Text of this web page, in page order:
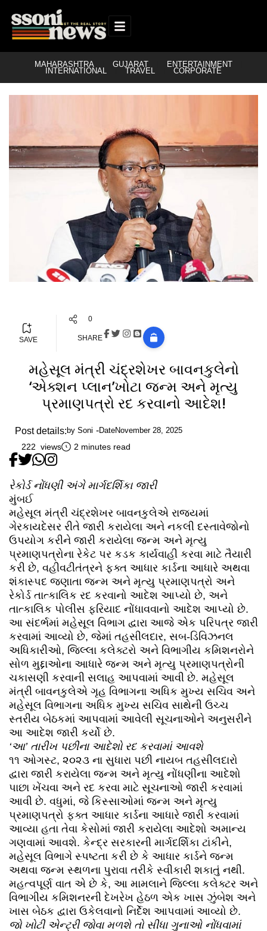
MAHARASHTRA GUJARAT ENTERTAINMENT
INTERNATIONAL TRAVEL CORPORATE
SAVE
0
SHARE
મહેસૂલ મંત્રી ચંદ્રશેખર બાવનકુલેનો
‘એક્શન પ્લાન’ખોટા જન્મ અને મૃત્યુ
પ્રમાણપત્રો રદ કરવાનો આદેશ!
Post details: by Soni DateNovember 28, 2025
222 views 2 minutes read
રેકોર્ડ નોંધણી અંગે માર્ગદર્શિકા જારી
મુંબઈ
મહેસૂલ મંત્રી ચંદ્રશેખર બાવનકુલેએ રાજ્યમાં
ગેરકાયદેસર રીતે જારી કરાયેલા અને નકલી દસ્તાવેજોનો
ઉપયોગ કરીને જારી કરાયેલા જન્મ અને મૃત્યુ
પ્રમાણપત્રોના રેકેટ પર કડક કાર્યવાહી કરવા માટે તૈયારી
કરી છે, વહીવટીતંત્રને ફક્ત આધાર કાર્ડના આધારે અથવા
શંકાસ્પદ જણાતા જન્મ અને મૃત્યુ પ્રમાણપત્રો અને
રેકોર્ડ તાત્કાલિક રદ કરવાનો આદેશ આપ્યો છે, અને
તાત્કાલિક પોલીસ ફરિયાદ નોંધાવવાનો આદેશ આપ્યો છે.
આ સંદર્ભમાં મહેસૂલ વિભાગ દ્વારા આજે એક પરિપત્ર જારી
કરવામાં આવ્યો છે, જેમાં તહસીલદાર, સબ-ડિવિઝનલ
અધિકારીઓ, જિલ્લા કલેક્ટરો અને વિભાગીય કમિશનરોને
સોળ મુદ્દાઓના આધારે જન્મ અને મૃત્યુ પ્રમાણપત્રોની
ચકાસણી કરવાની સલાહ આપવામાં આવી છે. મહેસૂલ
મંત્રી બાવનકુલેએ ગૃહ વિભાગના અધિક મુખ્ય સચિવ અને
મહેસૂલ વિભાગના અધિક મુખ્ય સચિવ સાથેની ઉચ્ચ
સ્તરીય બેઠકમાં આપવામાં આવેલી સૂચનાઓને અનુસરીને
આ આદેશ જારી કર્યો છે.
‘આ’ તારીખ પછીના આદેશો રદ કરવામાં આવશે
૧૧ ઓગસ્ટ, ૨૦૨૩ ના સુધારા પછી નાયબ તહસીલદારો
દ્વારા જારી કરાયેલા જન્મ અને મૃત્યુ નોંધણીના આદેશો
પાછા ખેંચવા અને રદ કરવા માટે સૂચનાઓ જારી કરવામાં
આવી છે. વધુમાં, જે કિસ્સાઓમાં જન્મ અને મૃત્યુ
પ્રમાણપત્રો ફક્ત આધાર કાર્ડના આધારે જારી કરવામાં
આવ્યા હતા તેવા કેસોમાં જારી કરાયેલા આદેશો અમાન્ય
ગણવામાં આવશે. કેન્દ્ર સરકારની માર્ગદર્શિકા ટાંકીને,
મહેસૂલ વિભાગે સ્પષ્ટતા કરી છે કે આધાર કાર્ડને જન્મ
અથવા જન્મ સ્થળના પુરાવા તરીકે સ્વીકારી શકાતું નથી.
મહત્વપૂર્ણ વાત એ છે કે, આ મામલાને જિલ્લા કલેક્ટર અને
વિભાગીય કમિશનરની દેખરેખ હેઠળ એક ખાસ ઝુંબેશ અને
ખાસ બેઠક દ્વારા ઉકેલવાનો નિર્દેશ આપવામાં આવ્યો છે.
જો ખોટી એન્ટ્રી જોવા મળશે તો સીધા ગુનાઓ નોંધવામાં